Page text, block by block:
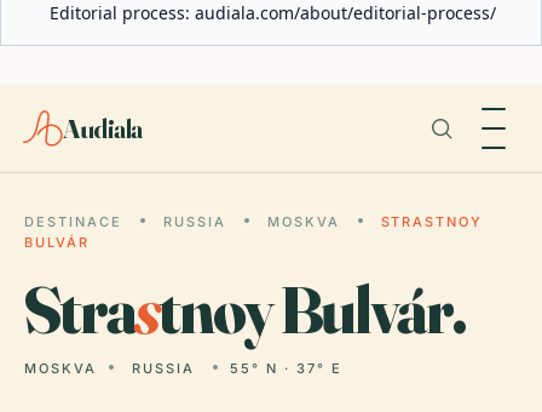
Editorial process: audiala.com/about/editorial-process/
Audiala
DESTINACE RUSSIA MOSKVA
STRASTNOY
BULVÁR
Strastnoy Bulvár.
MOSKVA RUSSIA 55° N · 37° E